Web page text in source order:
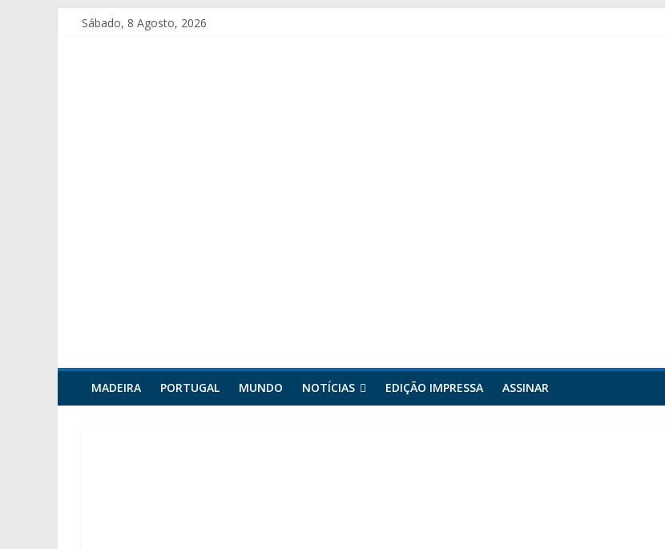
Sábado, 8 Agosto, 2026
MADEIRA PORTUGAL MUNDO NOTÍCIAS EDIÇÃO IMPRESSA ASSINAR